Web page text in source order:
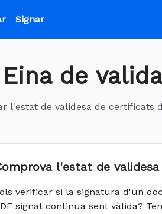
Signar
Eina de
l'estat de validesa de
l'estat de validesa
verificar si la signatura d'un
signat continua sent vàlida?